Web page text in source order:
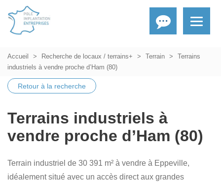
Accueil Recherche de locaux / terrains+ Terrain
Terrains
industriels à vendre proche d’Ham (80)
Retour à la recherche
Terrains industriels à
vendre proche d’Ham (80)
Terrain industriel de 30 391 m² à vendre à Eppeville,
idéalement situé avec un accès direct aux grandes